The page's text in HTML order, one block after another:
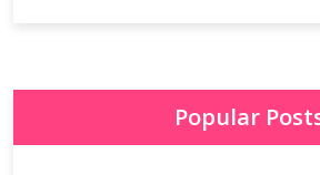
Popular